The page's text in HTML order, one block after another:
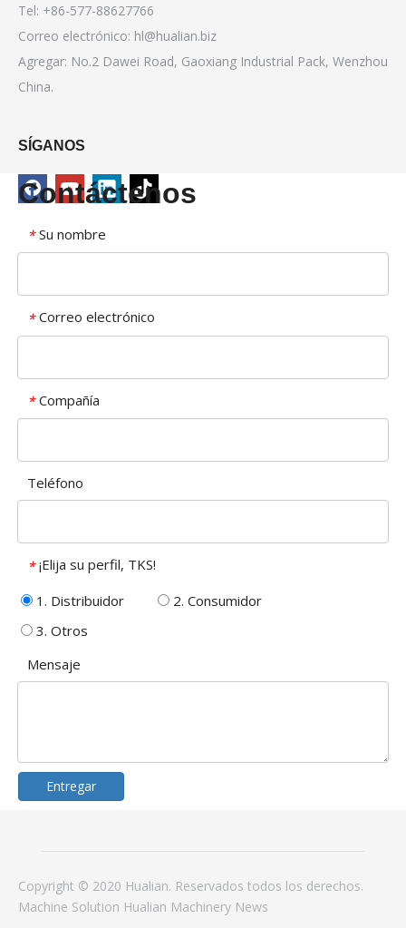
Tel: +86-577-88627766
Correo electrónico: hl@hualian.biz
Agregar: No.2 Dawei Road, Gaoxiang Industrial Pack, Wenzhou
China.
SÍGANOS
Contáctenos
* Su nombre
* Correo electrónico
* Compañía
Teléfono
* ¡Elija su perfil, TKS!
1. Distribuidor
2. Consumidor
3. Otros
Mensaje
Entregar
Copyright © 2020 Hualian. Reservados todos los derechos.
Machine Solution Hualian Machinery News